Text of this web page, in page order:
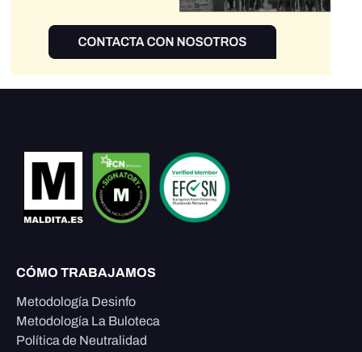
CÓMO TRABAJAMOS
Metodología Desinfo
Metodología La Buloteca
Política de Neutralidad